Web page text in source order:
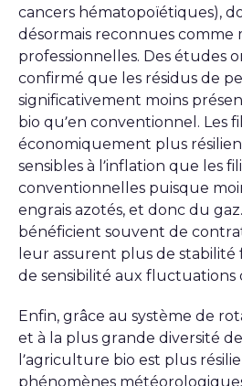
cancers hématopoïétiques),
désormais reconnues comme
professionnelles. Des études
confirmé que les résidus de
significativement moins
bio qu’en conventionnel. Les
économiquement plus
sensibles à l’inflation que les
conventionnelles puisque
engrais azotés, et donc du
bénéficient souvent de
leur assurent plus de stabilité
de sensibilité aux fluctuations
Enfin, grâce au système de
et à la plus grande diversité
l’agriculture bio est plus
phénomènes